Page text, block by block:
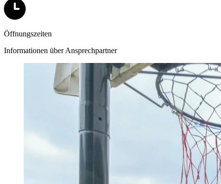
Öffnungszeiten
Informationen über Ansprechpartner